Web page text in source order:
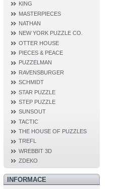
KING
MASTERPIECES
NATHAN
NEW YORK PUZZLE CO.
OTTER HOUSE
PIECES & PEACE
PUZZELMAN
RAVENSBURGER
SCHMIDT
STAR PUZZLE
STEP PUZZLE
SUNSOUT
TACTIC
THE HOUSE OF PUZZLES
TREFL
WREBBIT 3D
ZDEKO
INFORMACE